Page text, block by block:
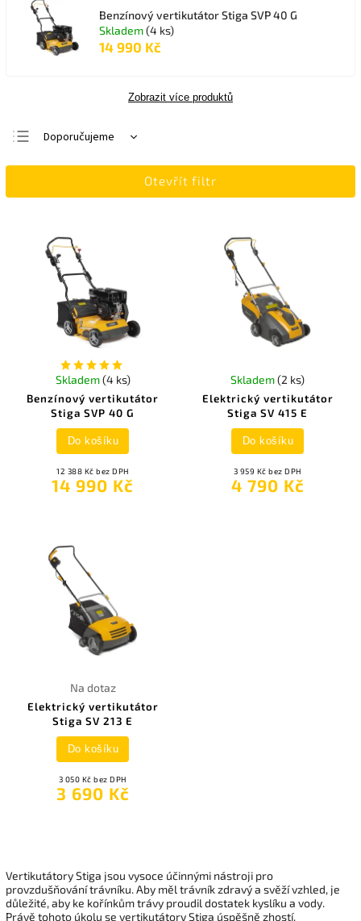
Benzínový vertikutátor Stiga SVP 40 G
Skladem(4 ks)
14 990 Kč
Zobrazit více produktů
Doporučujeme
Nejlevnější
Abecedně
Otevřít filtr
Benzínový vertikutátor
Stiga SVP 40 G
Skladem(4 ks)
12 388 Kč bez DPH
14 990 Kč
Do košíku
Elektrický vertikutátor
Stiga SV 415 E
Skladem(2 ks)
3 959 Kč bez DPH
4 790 Kč
Do košíku
Elektrický vertikutátor
Stiga SV 213 E
Na dotaz
3 050 Kč bez DPH
3 690 Kč
Do košíku
Vertikutátory Stiga jsou vysoce účinnými nástroji pro
provzdušňování trávníku. Aby měl trávník zdravý a svěží vzhled, je
důležité, aby ke kořínkům trávy proudil dostatek kyslíku a vody.
Právě tohoto úkolu se vertikutátory Stiga úspěšně zhostí.